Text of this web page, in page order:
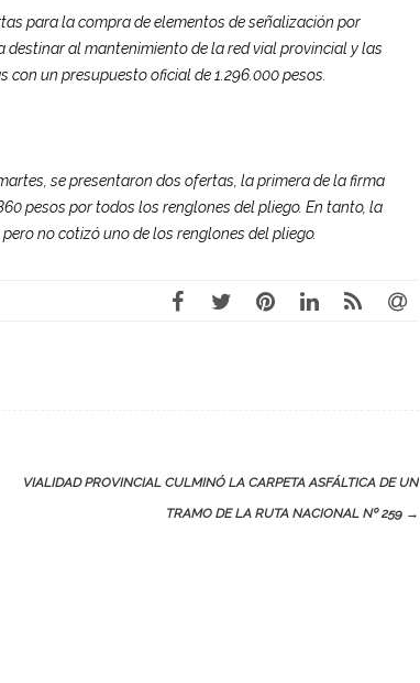
para la compra de elementos de señalización por
al mantenimiento de la red vial provincial y las
un presupuesto oficial de 1.296.000 pesos.
se presentaron dos ofertas, la primera de la firma
pesos por todos los renglones del pliego. En tanto, la
no cotizó uno de los renglones del pliego.
VIALIDAD PROVINCIAL CULMINÓ LA CARPETA ASFÁLTICA DE UN
TRAMO DE LA RUTA NACIONAL Nº 259 →